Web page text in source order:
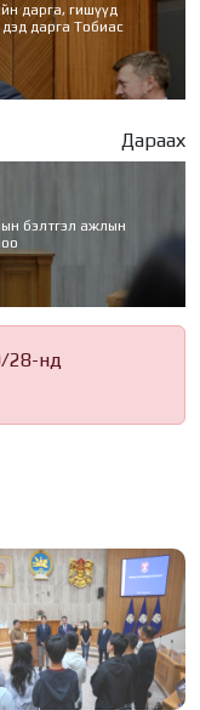
дарга, гишүүд
дарга Тобиас
Дараах
бэлтгэл ажлын
28-нд